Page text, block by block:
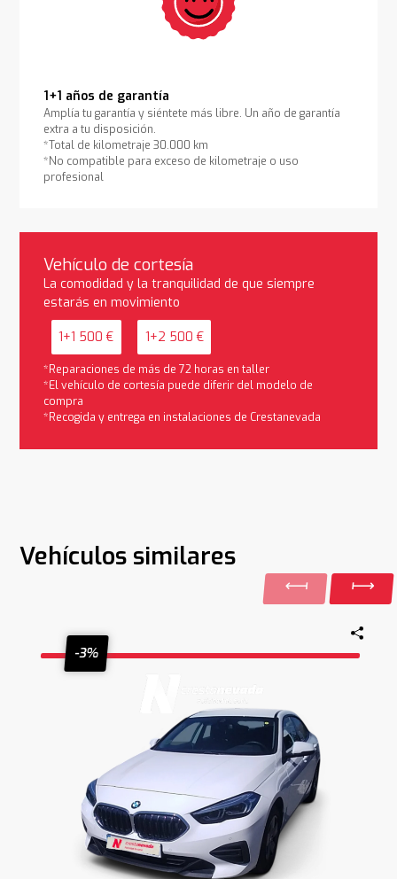
1+1 años de garantía
Amplía tu garantía y siéntete más libre. Un año de garantía
extra a tu disposición.
*Total de kilometraje 30.000 km
*No compatible para exceso de kilometraje o uso
profesional
Vehículo de cortesía
La comodidad y la tranquilidad de que siempre
estarás en movimiento
1+1 500 € 1+2 500 €
*Reparaciones de más de 72 horas en taller
*El vehículo de cortesía puede diferir del modelo de
compra
*Recogida y entrega en instalaciones de Crestanevada
Vehículos similares
-3%